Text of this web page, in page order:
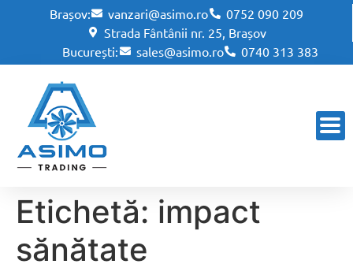
Brașov: vanzari@asimo.ro
0752 090 209
Strada Fântânii nr. 25, Brașov
București:
sales@asimo.ro 0740 313 383
Etichetă: impact
sănătate